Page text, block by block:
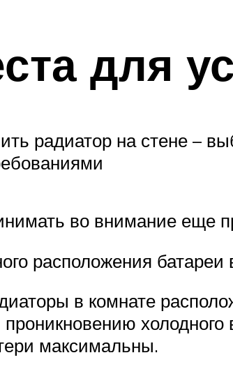
для
радиатор на стене –
во внимание еще
расположения
в комнате
максимальны.